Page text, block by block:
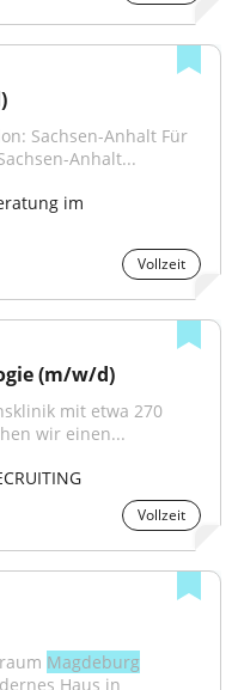
Sachsen-Anhalt Für
Anhalt...
im
Vollzeit
(m/w/d)
mit etwa 270
wir einen...
Vollzeit
Magdeburg
Haus in